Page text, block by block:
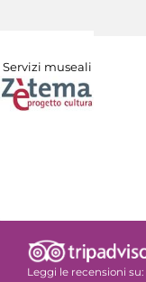
Servizi museali
Leggi le recensioni su: